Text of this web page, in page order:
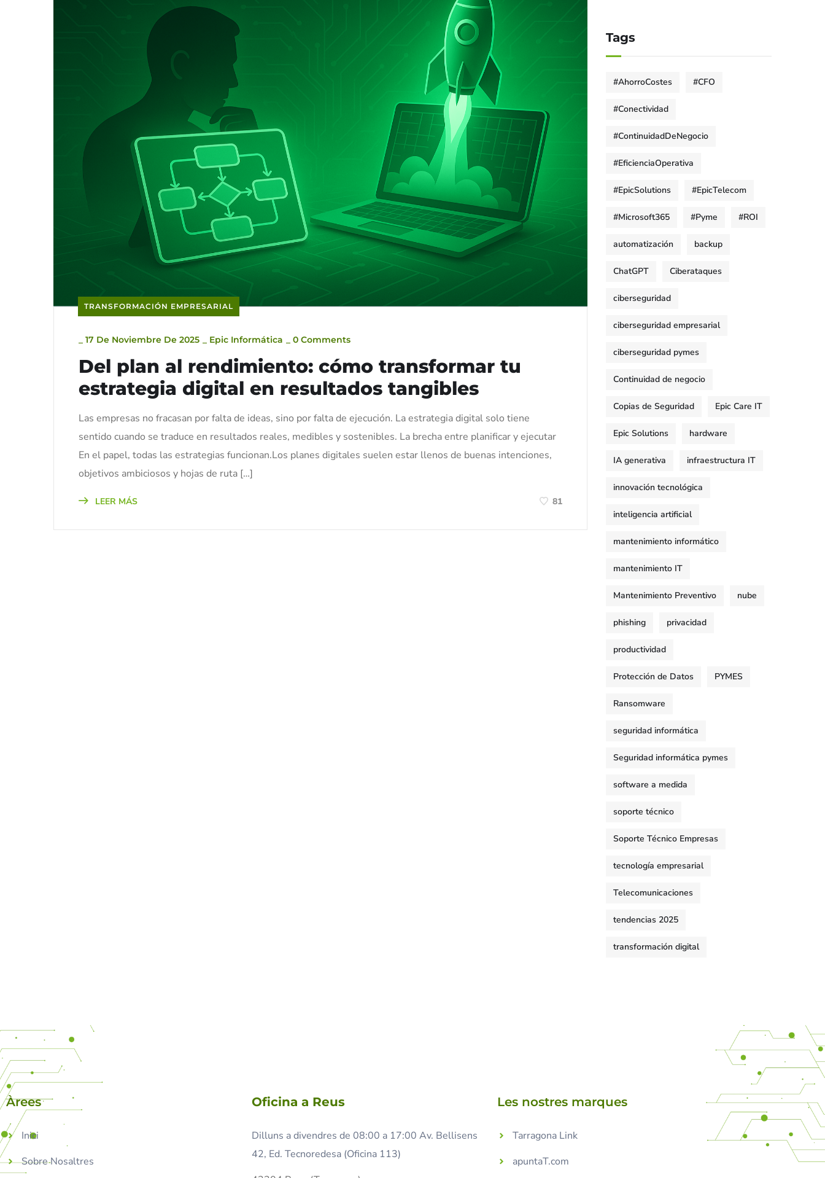
TRANSFORMACIÓN EMPRESARIAL
17 De Noviembre De 2025 Epic Informática 0 Comments
Del plan al rendimiento: cómo transformar tu
estrategia digital en resultados tangibles
Las empresas no fracasan por falta de ideas, sino por falta de ejecución. La estrategia digital solo tiene
sentido cuando se traduce en resultados reales, medibles y sostenibles. La brecha entre planificar y ejecutar
En el papel, todas las estrategias funcionan.Los planes digitales suelen estar llenos de buenas intenciones,
objetivos ambiciosos y hojas de ruta […]
LEER MÁS 81
Tags
#AhorroCostes #CFO
#Conectividad
#ContinuidadDeNegocio
#EficienciaOperativa
#EpicSolutions #EpicTelecom
#Microsoft365 #Pyme #ROI
automatización backup
ChatGPT Ciberataques
ciberseguridad
ciberseguridad empresarial
ciberseguridad pymes
Continuidad de negocio
Copias de Seguridad Epic Care IT
Epic Solutions hardware
IA generativa infraestructura IT
innovación tecnológica
inteligencia artificial
mantenimiento informático
mantenimiento IT
Mantenimiento Preventivo nube
phishing privacidad
productividad
Protección de Datos PYMES
Ransomware
seguridad informática
Seguridad informática pymes
software a medida
soporte técnico
Soporte Técnico Empresas
tecnología empresarial
Telecomunicaciones
tendencias 2025
transformación digital
Àrees
Inici
Sobre Nosaltres
Oficina a Reus
Dilluns a divendres de 08:00 a 17:00 Av. Bellisens
42, Ed. Tecnoredesa (Oficina 113)
Les nostres marques
Tarragona Link
apuntaT.com